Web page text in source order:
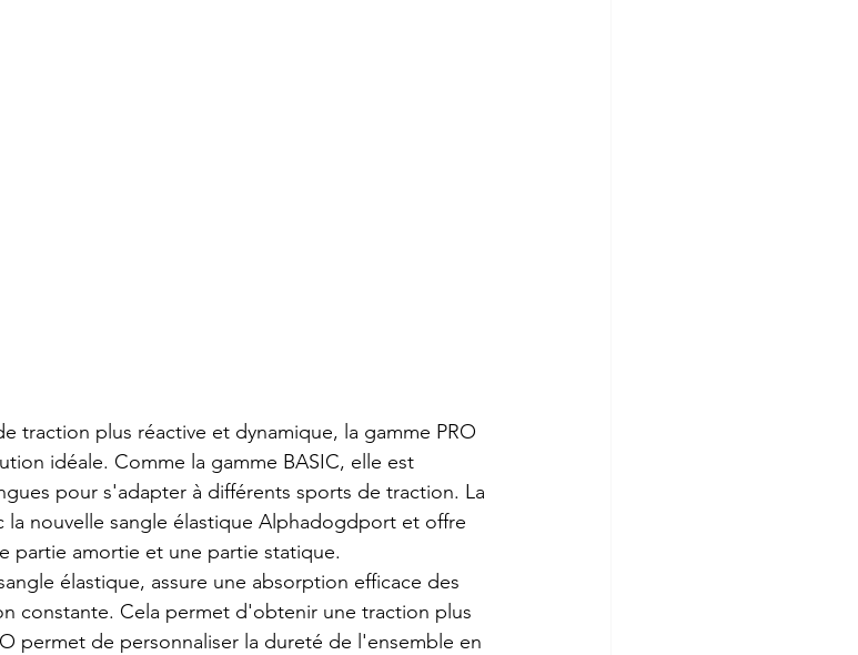
traction plus réactive et dynamique, la gamme PRO
idéale. Comme la gamme BASIC, elle est
pour s'adapter à différents sports de traction. La
la nouvelle sangle élastique Alphadogdport et offre
partie amortie et une partie statique.
élastique, assure une absorption efficace des
constante. Cela permet d'obtenir une traction plus
permet de personnaliser la dureté de l'ensemble en